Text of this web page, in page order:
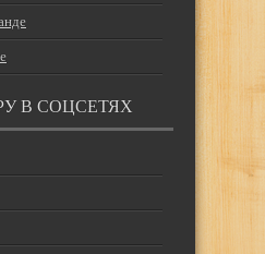
В СОЦСЕТЯХ